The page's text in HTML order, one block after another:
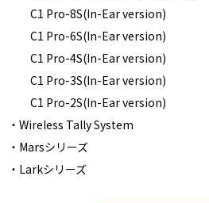
C1 Pro-8S(In-Ear version)
C1 Pro-6S(In-Ear version)
C1 Pro-4S(In-Ear version)
C1 Pro-3S(In-Ear version)
C1 Pro-2S(In-Ear version)
・Wireless Tally System
・Marsシリーズ
・Larkシリーズ